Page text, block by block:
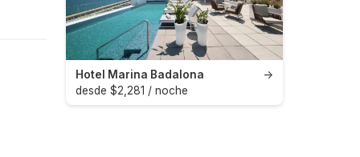
→
Hotel Marina Badalona
desde $2,281 / noche